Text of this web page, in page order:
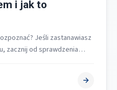
i jak to
Jeśli zastanawiasz
zacznij od sprawdzenia